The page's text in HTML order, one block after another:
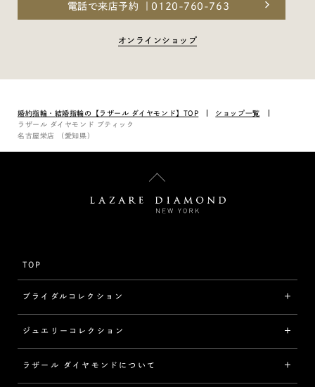
電話で来店予約 0120-760-763
オンラインショップ
婚約指輪・結婚指輪の【ラザール ダイヤモンド】TOP
ショップ一覧
ラザール ダイヤモンド ブティック
名古屋栄店 （愛知県）
TOP
ブライダルコレクション
婚約指輪（エンゲージリング）
[素材から選ぶ]
ジュエリーコレクション
ジュエリーコレクショントップ
ラザール ダイヤモンドについて